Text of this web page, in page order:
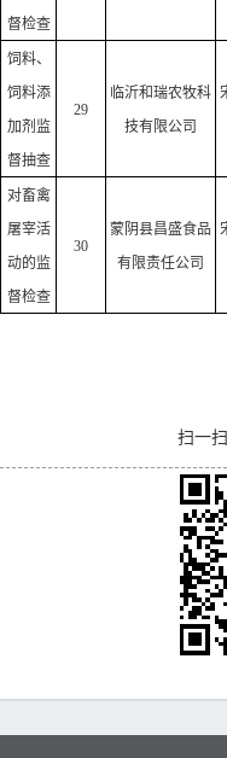
督检查
饲料、
饲料添
加剂监
督抽查
29
临沂和瑞农牧科
技有限公司
对畜禽
屠宰活
动的监
督检查
30
蒙阴县昌盛食品
有限责任公司
扫一